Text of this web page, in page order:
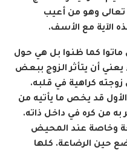
تعالى وهو من أعيب
الآية مع الأسف.
كما ظنوا بل هي حول
يعني أن يتأثر الزوج ببعض
كراهية في قلبه.
الأول قد يخص ما يأتيه من
به من كره في داخل ذاته.
وخاصة عند المحيض
حين الرضاعة. كلها